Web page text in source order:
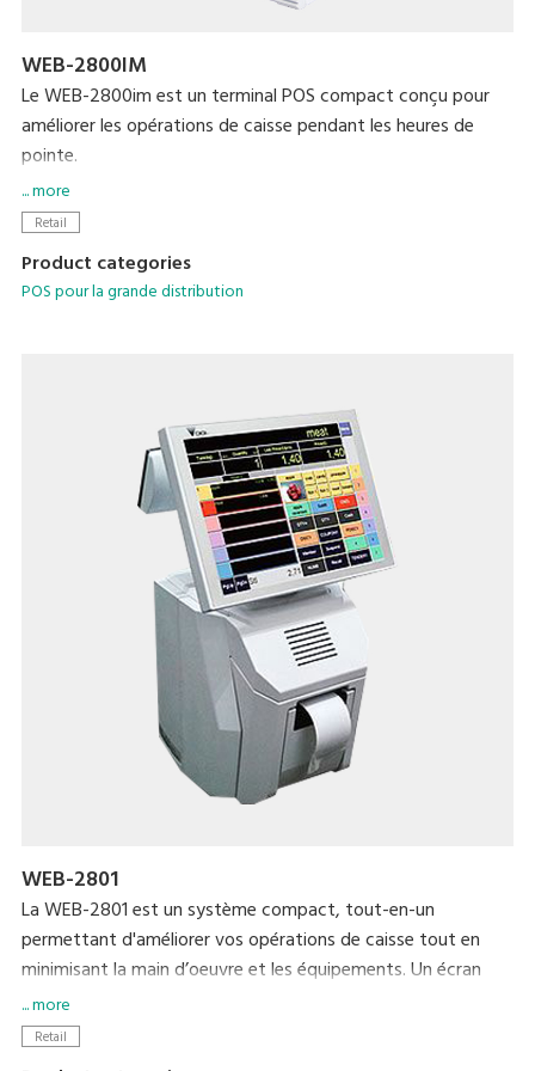
WEB-2800IM
Le WEB-2800im est un terminal POS compact conçu pour
améliorer les opérations de caisse pendant les heures de
pointe.
- Écran tactile 15 pouces facile à voir
- Imprimante thermique intégrée avec une vitesse max. de
- Affichage client graphique VFD à contraste élevé
- Clavier étanche
... more
Retail
Product categories
POS pour la grande distribution
WEB-2801
La WEB-2801 est un système compact, tout-en-un
permettant d'améliorer vos opérations de caisse tout en
minimisant la main d’oeuvre et les équipements. Un écran
tactile 12 pouces et une imprimante thermique intégrée
rendent vos opérations quotidiennes simples et faciles. Un
... more
Retail